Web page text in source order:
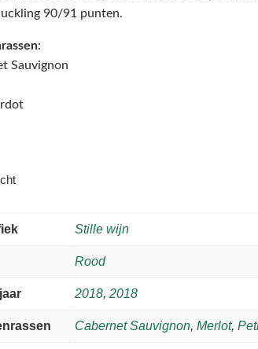
90/91 punten.
:
Sauvignon
Stille wijn
Rood
2018, 2018
Cabernet Sauvignon, Merlot,